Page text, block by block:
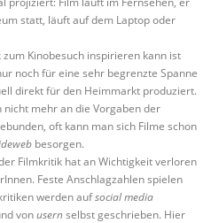
statt, läuft auf dem Laptop oder
Kinobesuch inspirieren kann ist
noch für eine sehr begrenzte Spanne
direkt für den Heimmarkt produziert.
mehr an die Vorgaben der
oft kann man sich Filme schon
besorgen.
Filmkritik hat an Wichtigkeit verloren
Feste Anschlagzahlen spielen
werden aufsocial media
vonusernselbst geschrieben. Hier